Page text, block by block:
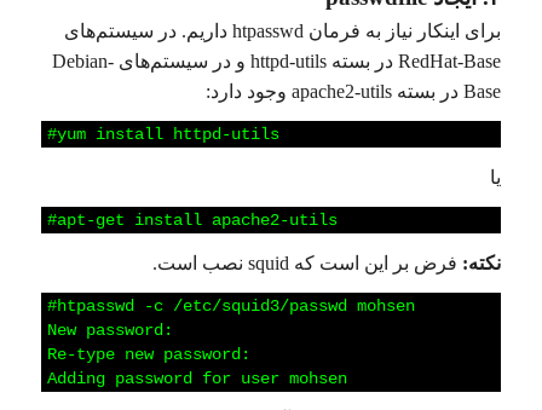
برای اینکار نیاز به فرمان htpasswd داریم. در سیستم‌های
RedHat-Base در بسته httpd-utils و در سیستم‌های Debian-
Base در بسته apache2-utils وجود دارد:
#yum install httpd-utils
یا
#apt-get install apache2-utils
نکته: فرض بر این است که squid نصب است.
#htpasswd -c /etc/squid3/passwd mohsen
New password:
Re-type new password:
Adding password for user mohsen